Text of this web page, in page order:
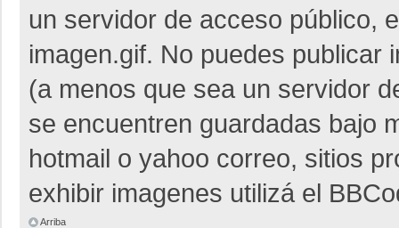
un servidor de acceso público,
imagen.gif. No puedes publicar
(a menos que sea un servidor
se encuentren guardadas bajo
hotmail o yahoo correo, sitios
exhibir imagenes utilizá el
Arriba